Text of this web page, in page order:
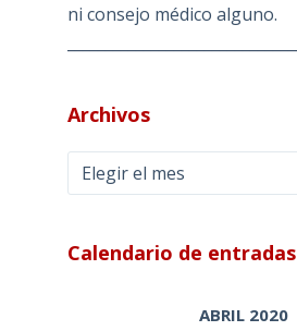
ni consejo médico alguno.
Archivos
Archivos
Calendario de entradas
ABRIL 2020